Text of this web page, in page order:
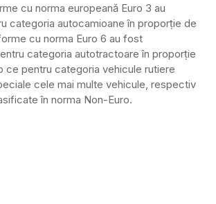
cu norma europeană Euro 3 au
categoria autocamioane în proporṭie de
cu norma Euro 6 au fost
categoria autotractoare în proporṭie
ce pentru categoria vehicule rutiere
cele mai multe vehicule, respectiv
în norma Non-Euro.